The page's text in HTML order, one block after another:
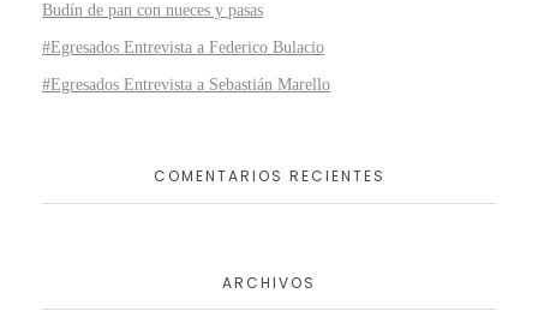
Budín de pan con nueces y pasas
#Egresados Entrevista a Federico Bulacio
#Egresados Entrevista a Sebastián Marello
COMENTARIOS RECIENTES
ARCHIVOS